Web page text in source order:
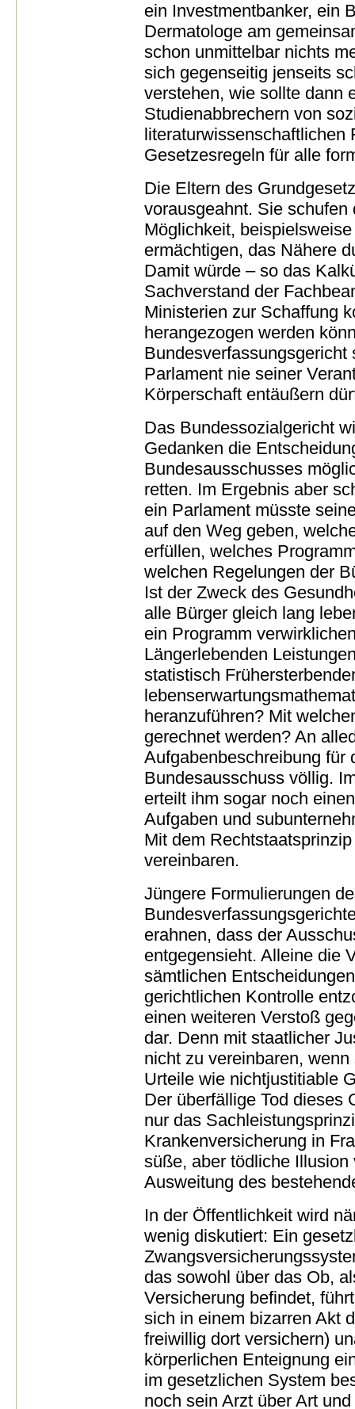
ein Investmentbanker, ein
Dermatologe am
schon unmittelbar nichts
sich gegenseitig jenseits
verstehen, wie sollte dann
Studienabbrechern von
literaturwissenschaftlichen
Gesetzesregeln für alle
Die Eltern des
vorausgeahnt. Sie
Möglichkeit,
ermächtigen, das Nähere
Damit würde – so das
Sachverstand der
Ministerien zur Schaffung
herangezogen werden
Parlament nie seiner
Körperschaft entäußern
Das Bundessozialgericht
Gedanken die
Bundesausschusses
retten. Im Ergebnis aber
ein Parlament müsste
auf den Weg geben,
erfüllen, welches
welchen Regelungen der
Ist der Zweck des
alle Bürger gleich lang
ein Programm
Längerlebenden
statistisch
heranzuführen? Mit
gerechnet werden? An
Aufgabenbeschreibung für
Bundesausschuss völlig.
erteilt ihm sogar noch
Aufgaben und
Mit dem
vereinbaren.
Jüngere Formulierungen
erahnen, dass der
entgegensieht. Alleine die
sämtlichen
gerichtlichen Kontrolle
einen weiteren Verstoß
dar. Denn mit staatlicher
nicht zu vereinbaren,
Urteile wie nichtjustitiable
Der überfällige Tod dieses
nur das
Krankenversicherung in
süße, aber tödliche
Ausweitung des
In der Öffentlichkeit wird
wenig diskutiert: Ein
das sowohl über das Ob,
Versicherung befindet,
sich in einem bizarren Akt
freiwillig dort versichern)
körperlichen Enteignung
im gesetzlichen System
noch sein Arzt über Art